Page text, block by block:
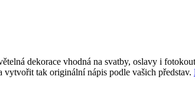
dekorace vhodná na svatby, oslavy i
vytvořit tak originální nápis podle vašich představ.